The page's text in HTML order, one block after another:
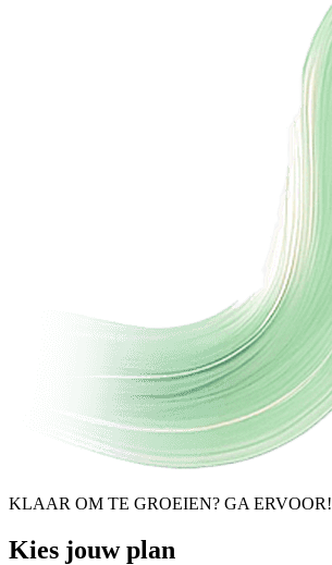
KLAAR OM TE GROEIEN? GA ERVOOR!
Kies jouw plan